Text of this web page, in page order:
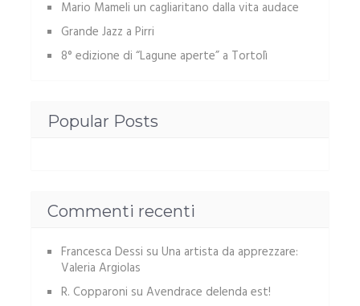
Mario Mameli un cagliaritano dalla vita audace
Grande Jazz a Pirri
8° edizione di “Lagune aperte” a Tortolì
Popular Posts
Commenti recenti
Francesca Dessi su Una artista da apprezzare:
Valeria Argiolas
R. Copparoni su Avendrace delenda est!